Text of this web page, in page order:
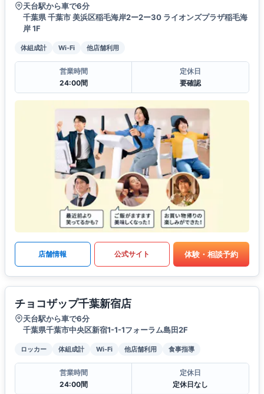
天台駅から車で6分
千葉県 千葉市 美浜区稲毛海岸2ー2ー30 ライオンズプラザ稲毛海
岸 1F
体組成計 Wi-Fi 他店舗利用
営業時間
24:00間
定休日
要確認
店舗情報 公式サイト 体験・相談予約
チョコザップ千葉新宿店
天台駅から車で6分
千葉県千葉市中央区新宿1-1-1フォーラム島田2F
ロッカー 体組成計 Wi-Fi 他店舗利用 食事指導
営業時間
24:00間
定休日
定休日なし